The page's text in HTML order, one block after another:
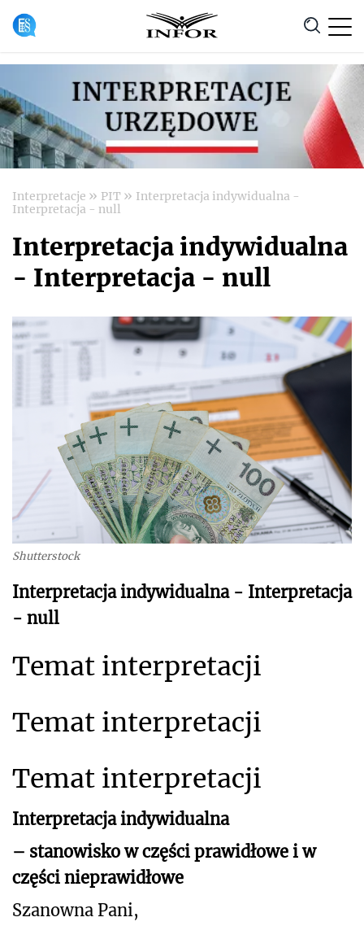
Anuluj
Interpretacje » PIT » Interpretacja indywidualna -
Interpretacja - null
Interpretacja indywidualna
- Interpretacja - null
Shutterstock
Interpretacja indywidualna - Interpretacja
- null
Temat interpretacji
Temat interpretacji
Temat interpretacji
Interpretacja indywidualna
– stanowisko w części prawidłowe i w
części nieprawidłowe
Szanowna Pani,